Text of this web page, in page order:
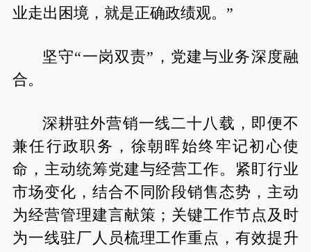
业走出困境，就是正确政绩观。”
坚守“一岗双责”，党建与业务深度融
合。
深耕驻外营销一线二十八载，即便不
兼任行政职务，徐朝晖始终牢记初心使
命，主动统筹党建与经营工作。紧盯行业
市场变化，结合不同阶段销售态势，主动
为经营管理建言献策；关键工作节点及时
为一线驻厂人员梳理工作重点，有效提升